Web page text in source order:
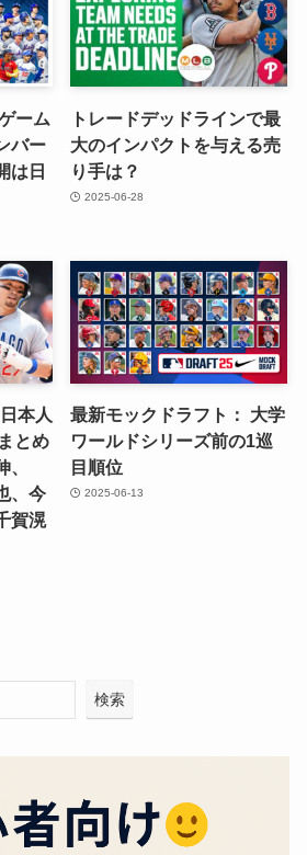
ーム
バー
は日
トレードデッドラインで最
大のインパクトを与える売
り手は？
2025-06-28
本人
とめ
、今
賀滉
最新モックドラフト： 大学
ワールドシリーズ前の1巡
目順位
2025-06-13
検索